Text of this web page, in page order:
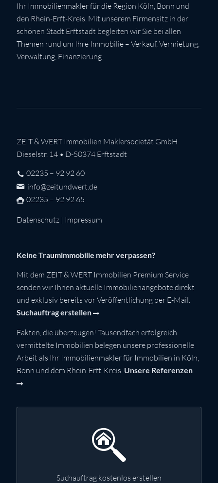
Ihr Immobilienmakler für die Region Köln, Bonn und
den Rhein-Erft-Kreis. Mit unserem Firmensitz in der
schönen Stadt Erftstadt begleiten wir Sie bei allen
Themen rund um Ihre Immobilie – Verkauf, Vermietung,
Verwaltung, Finanzierung.
ZEIT & WERT Immobilien Maklersocietät GmbH
Dieselstr. 14 • D-50374 Erftstadt
02235 – 92 92 60
info@zeitundwert.de
02235 – 92 92 65
Datenschutz| Impressum
Keine Traumimmobilie mehr verpassen?
Mit dem ZEIT & WERT Immobilien Premium Service
senden wir Ihnen aktuelle Immobilienangebote direkt
und exklusiv bereits vor Veröffentlichung per E-Mail.
Suchauftrag erstellen
Fakten, die überzeugen! Tausendfach erfolgreich
vermittelte Immobilien belegen unsere professionelle
Arbeit als Ihr Immobilienmakler für Immobilien in Köln,
Bonn und dem Rhein-Erft-Kreis. Unsere Referenzen
Suchauftrag kostenlos erstellen